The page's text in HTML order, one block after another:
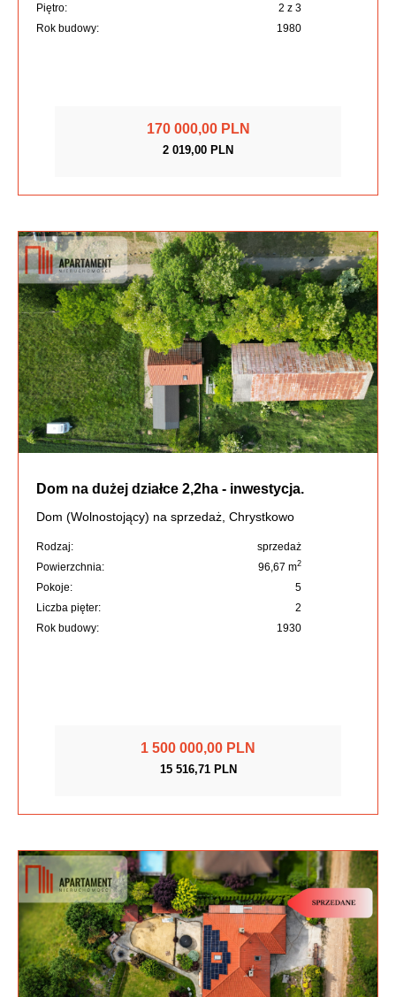
Piętro:
2 z 3
Rok budowy:
1980
170 000,00 PLN
2 019,00 PLN
Dom na dużej działce 2,2ha - inwestycja.
Dom (Wolnostojący) na sprzedaż, Chrystkowo
Rodzaj:
sprzedaż
Powierzchnia:
96,67 m2
Pokoje:
5
Liczba pięter:
2
Rok budowy:
1930
1 500 000,00 PLN
15 516,71 PLN